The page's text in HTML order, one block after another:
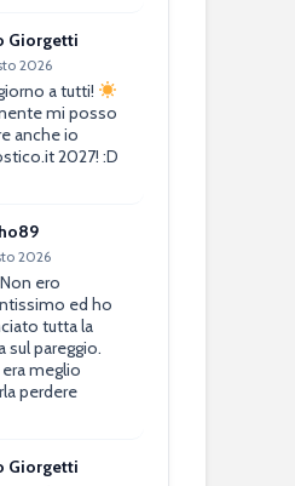
Giorgetti
2026
a tutti!
mi posso
anche io
2027! :D
2026
Non ero
ed ho
tutta la
sul pareggio.
meglio
perdere
Giorgetti